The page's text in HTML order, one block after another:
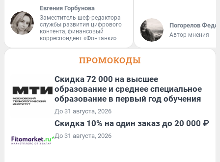
Евгения Горбунова
Заместитель шеф-редактора
службы развития цифрового
контента, финансовый
корреспондент «Фонтанки»
Погорелов
Автор мнения
ПРОМОКОДЫ
Скидка 72 000 на высшее
образование и среднее специальное
образование в первый год обучения
До 31 августа, 2026
Скидка 10% на один заказ до 20 000 ₽
До 31 августа, 2026